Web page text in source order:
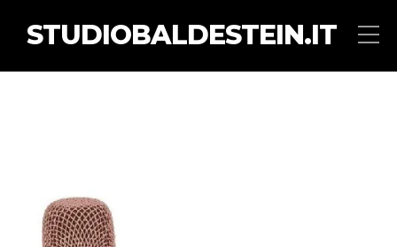
STUDIOBALDESTEIN.IT